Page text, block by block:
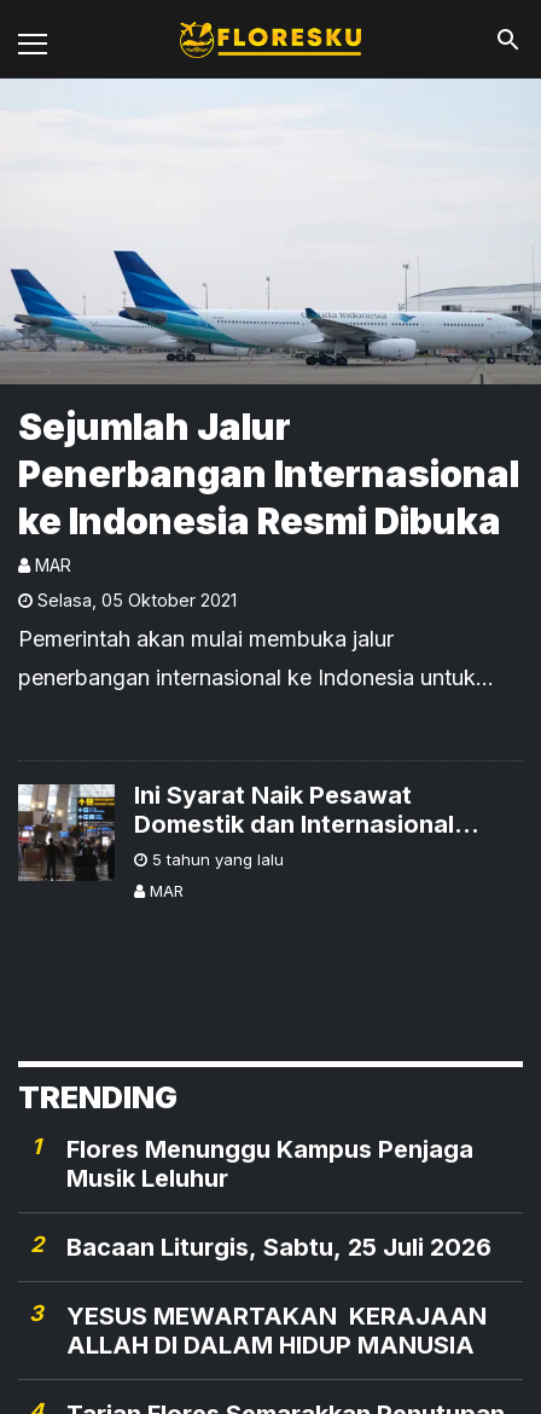
Sejumlah Jalur
Penerbangan Internasional
ke Indonesia Resmi Dibuka
MAR
Selasa 05 Oktober 2021
Pemerintah akan mulai membuka jalur
penerbangan internasional ke Indonesia untuk
Selatan, Abudhabi, dan New Zealand.
Ini Syarat Naik Pesawat
Domestik dan Internasional
Terbaru untuk PPKM Level 4
5 tahun yang lalu
MAR
TRENDING
1
Flores Menunggu Kampus Penjaga
Musik Leluhur
2 Bacaan Liturgis, Sabtu, 25 Juli 2026
3
YESUS MEWARTAKAN KERAJAAN
ALLAH DI DALAM HIDUP MANUSIA